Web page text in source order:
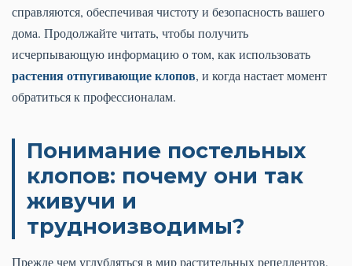
справляются, обеспечивая чистоту и безопасность вашего
дома. Продолжайте читать, чтобы получить
исчерпывающую информацию о том, как использовать
растения отпугивающие клопов, и когда настает момент
обратиться к профессионалам.
Понимание постельных
клопов: почему они так
живучи и
трудноизводимы?
Прежде чем углубляться в мир растительных репеллентов,